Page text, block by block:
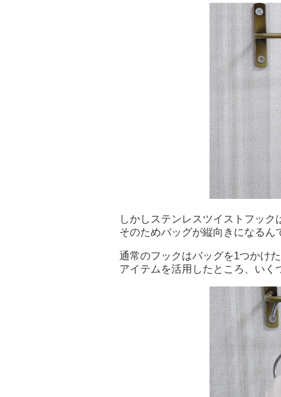
しかしステンレスツイストフック
そのためバッグが縦向きになるん
通常のフックはバッグを1つかけ
アイテムを活用したところ、いく